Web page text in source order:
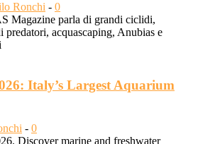
Ronchi - 0
Magazine parla di grandi ciclidi,
predatori, acquascaping, Anubias e
Italy’s Largest Aquarium
- 0
Discover marine and freshwater